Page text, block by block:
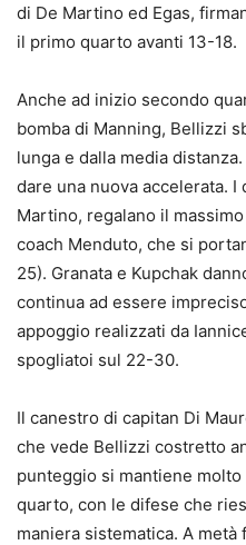
di De Martino ed Egas,
il primo quarto avanti 13-18.
Anche ad inizio secondo
bomba di Manning, Bellizzi
lunga e dalla media
dare una nuova accelerata.
Martino, regalano il
coach Menduto, che si
25). Granata e Kupchak
continua ad essere
appoggio realizzati da
spogliatoi sul 22-30.
Il canestro di capitan Di
che vede Bellizzi costretto
punteggio si mantiene
quarto, con le difese che
maniera sistematica. A metà